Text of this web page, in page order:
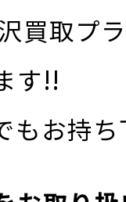
買取プ
す!!
もお持